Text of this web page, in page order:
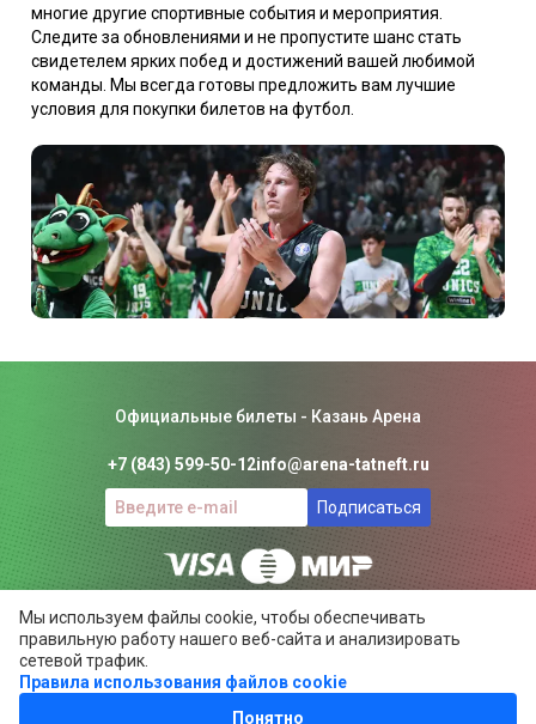
многие другие спортивные события и мероприятия.
Следите за обновлениями и не пропустите шанс стать
свидетелем ярких побед и достижений вашей любимой
команды. Мы всегда готовы предложить вам лучшие
условия для покупки билетов на футбол.
Официальные билеты - Казань Арена
+7 (843) 599-50-12info@arena-tatneft.ru
Подписаться
Консьерж-сервис. Не является официальным сайтом
Казань Арены.
Мы используем файлы cookie, чтобы обеспечивать
правильную работу нашего веб-сайта и анализировать
сетевой трафик.
Правила использования файлов cookie
Понятно